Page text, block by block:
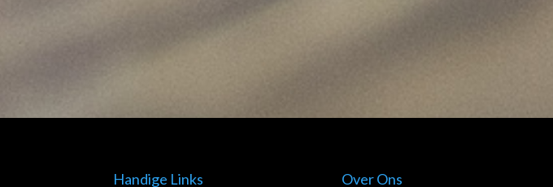
Handige Links Over Ons